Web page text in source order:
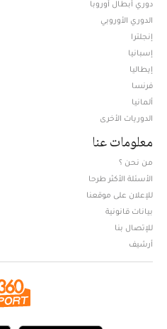
دوري أبطال أوروبا
الدوري الأوروبي
إنجلترا
إسبانيا
إيطاليا
فرنسا
ألمانيا
الدوريات الأخرى
معلومات عنا
من نحن ؟
الأسئلة الأكثر طرحا
للإعلان على موقعنا
بيانات قانونية
للإتصال بنا
أرشيف